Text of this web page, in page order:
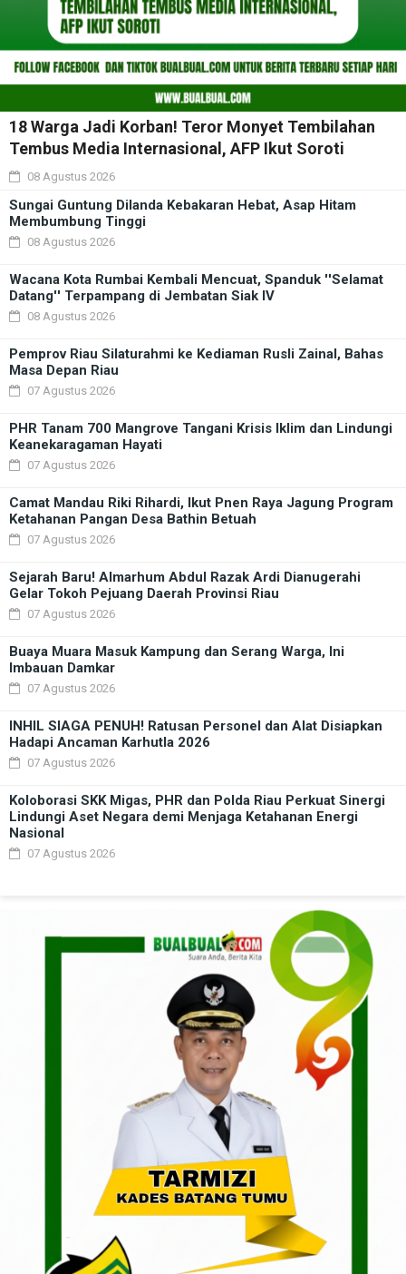
18 Warga Jadi Korban! Teror Monyet Tembilahan
Tembus Media Internasional, AFP Ikut Soroti
08 Agustus 2026
Sungai Guntung Dilanda Kebakaran Hebat, Asap Hitam
Membumbung Tinggi
08 Agustus 2026
Wacana Kota Rumbai Kembali Mencuat, Spanduk ''Selamat
Datang'' Terpampang di Jembatan Siak IV
08 Agustus 2026
Pemprov Riau Silaturahmi ke Kediaman Rusli Zainal, Bahas
Masa Depan Riau
07 Agustus 2026
PHR Tanam 700 Mangrove Tangani Krisis Iklim dan Lindungi
Keanekaragaman Hayati
07 Agustus 2026
Camat Mandau Riki Rihardi, Ikut Pnen Raya Jagung Program
Ketahanan Pangan Desa Bathin Betuah
07 Agustus 2026
Sejarah Baru! Almarhum Abdul Razak Ardi Dianugerahi
Gelar Tokoh Pejuang Daerah Provinsi Riau
07 Agustus 2026
Buaya Muara Masuk Kampung dan Serang Warga, Ini
Imbauan Damkar
07 Agustus 2026
INHIL SIAGA PENUH! Ratusan Personel dan Alat Disiapkan
Hadapi Ancaman Karhutla 2026
07 Agustus 2026
Koloborasi SKK Migas, PHR dan Polda Riau Perkuat Sinergi
Lindungi Aset Negara demi Menjaga Ketahanan Energi
Nasional
07 Agustus 2026